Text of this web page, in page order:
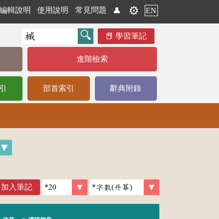
輯說明 使用說明 常見問題 👤 ⚙️ EN
學習筆記
進階檢索
部首索引 辭典附錄
加入筆記